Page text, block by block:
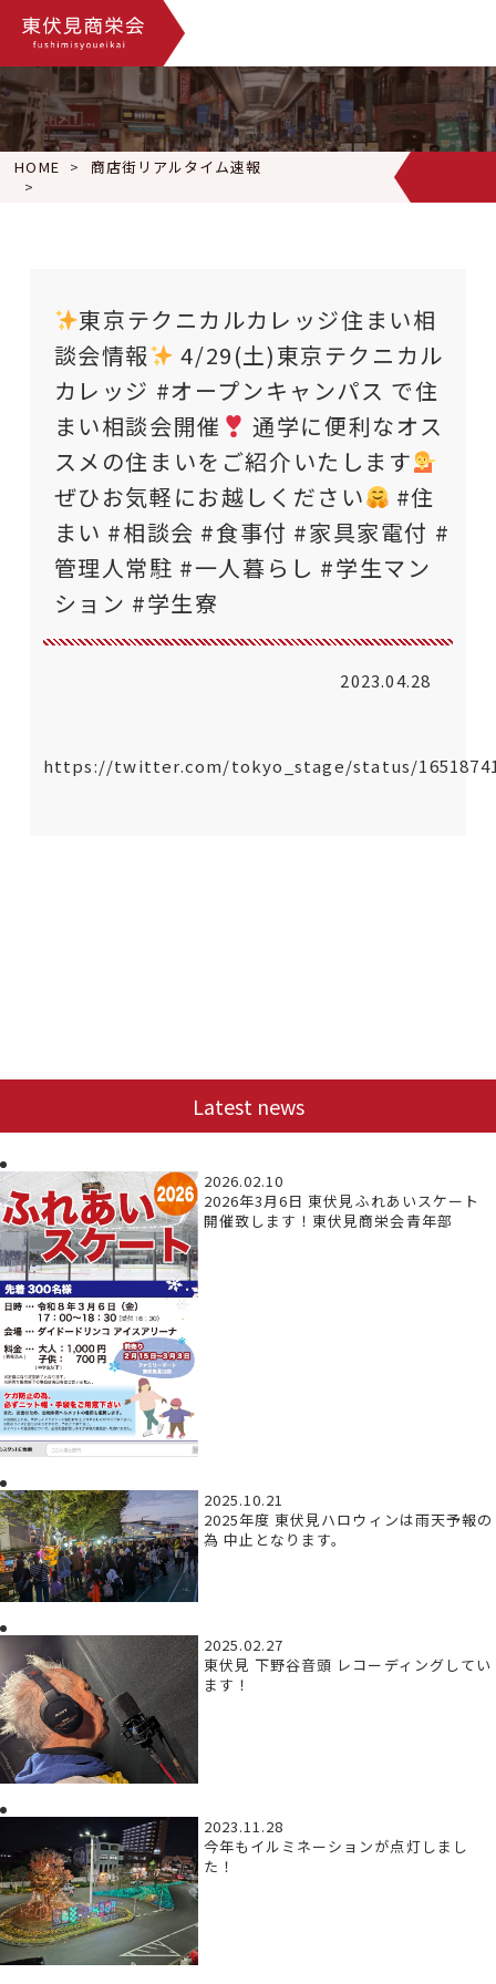
HOME
商店街リアルタイム速報
4/29(土)東京テ
東京テクニカルカレッジ住まい相
談会情報
4/29(土)東京テクニカル
カレッジ #オープンキャンパス で住
まい相談会開催
通学に便利なオス
スメの住まいをご紹介いたします
ぜひお気軽にお越しください
#住
まい #相談会 #食事付 #家具家電付 #
管理人常駐 #一人暮らし #学生マン
ション #学生寮
2023.04.28
https://twitter.com/tokyo_stage/status/
Latest news
2026.02.10
2026年3月6日 東伏見ふれあいスケート
開催致します！東伏見商栄会青年部
2025.10.21
2025年度 東伏見ハロウィンは雨天予報の
為 中止となります。
2025.02.27
東伏見 下野谷音頭 レコーディングしてい
ます！
2023.11.28
今年もイルミネーションが点灯しまし
た！